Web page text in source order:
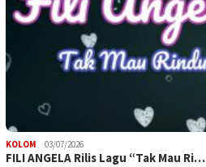
KOLOM 03/07/2026
FILI ANGELA Rilis Lagu “Tak Mau Ri…